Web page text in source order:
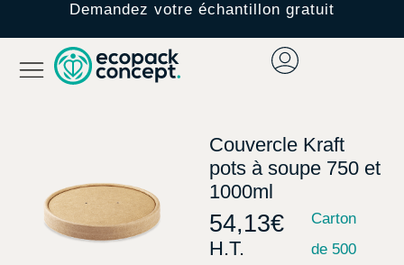
Demandez votre échantillon gratuit
Couvercle Kraft
pots à soupe 750 et
1000ml
54,13€
H.T.
Carton
de 500